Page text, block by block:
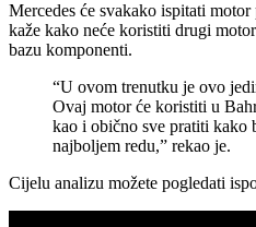
Mercedes će svakako ispitati motor
kaže kako neće koristiti drugi
bazu komponenti.
“U ovom trenutku je ovo
Ovaj motor će koristiti u
kao i obično sve pratiti kako
najboljem redu,” rekao je.
Cijelu analizu možete pogledati